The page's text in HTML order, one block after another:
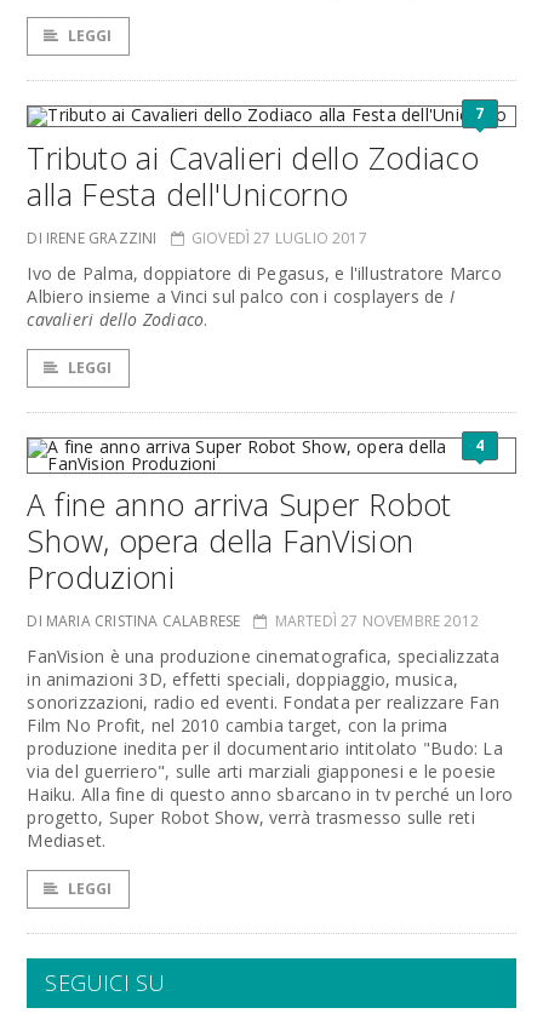
LEGGI
7
Tributo ai Cavalieri dello Zodiaco
alla Festa dell'Unicorno
DI IRENE GRAZZINI GIOVEDÌ 27 LUGLIO 2017
Ivo de Palma, doppiatore di Pegasus, e l'illustratore Marco
Albiero insieme a Vinci sul palco con i cosplayers de I
cavalieri dello Zodiaco.
LEGGI
4
A fine anno arriva Super Robot
Show, opera della FanVision
Produzioni
DI MARIA CRISTINA CALABRESE MARTEDÌ 27 NOVEMBRE 2012
FanVision è una produzione cinematografica, specializzata
in animazioni 3D, effetti speciali, doppiaggio, musica,
sonorizzazioni, radio ed eventi. Fondata per realizzare Fan
Film No Profit, nel 2010 cambia target, con la prima
produzione inedita per il documentario intitolato "Budo: La
via del guerriero", sulle arti marziali giapponesi e le poesie
Haiku. Alla fine di questo anno sbarcano in tv perché un loro
progetto, Super Robot Show, verrà trasmesso sulle reti
Mediaset.
LEGGI
SEGUICI SU